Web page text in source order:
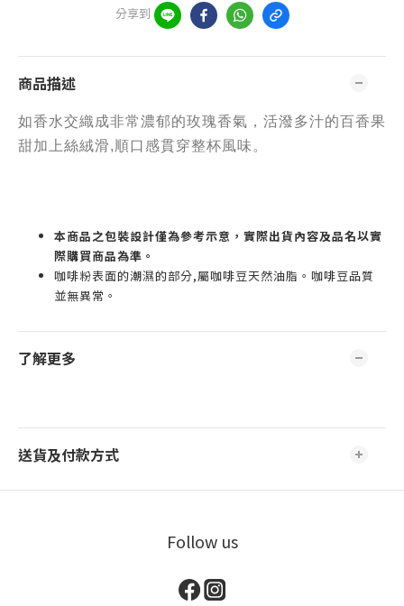
分享到
商品描述
如香水交織成非常濃郁的玫瑰香氣，活潑多汁的百香果
甜加上絲絨滑,順口感貫穿整杯風味。
本商品之包裝設計僅為參考示意，實際出貨內容及品名以實
際購買商品為準。
咖啡粉表面的潮濕的部分,屬咖啡豆天然油脂。咖啡豆品質
並無異常。
了解更多
送貨及付款方式
Follow us